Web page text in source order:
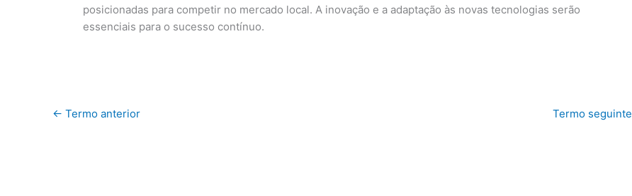
posicionadas para competir no mercado local. A inovação e a adaptação às novas tecnologias serão
essenciais para o sucesso contínuo.
← Termo anterior Termo seguinte